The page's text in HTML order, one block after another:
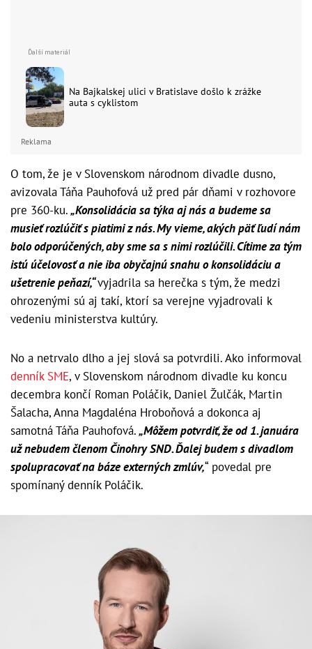
Na Bajkalskej ulici v Bratislave došlo k zrážke
auta s cyklistom
Reklama
O tom, že je v Slovenskom národnom divadle dusno,
avizovala Táňa Pauhofová už pred pár dňami v rozhovore
pre 360-ku.„Konsolidácia sa týka aj nás a budeme sa
musieť rozlúčiť s piatimi z nás. My vieme, akých päť ľudí nám
bolo odporúčených, aby sme sa s nimi rozlúčili. Cítime za tým
istú účelovosť a nie iba obyčajnú snahu o konsolidáciu a
ušetrenie peňazí,“vyjadrila sa herečka s tým, že medzi
ohrozenými sú aj takí, ktorí sa verejne vyjadrovali k
vedeniu ministerstva kultúry.
No a netrvalo dlho a jej slová sa potvrdili. Ako informoval
denník SME, v Slovenskom národnom divadle ku koncu
decembra končí Roman Poláčik, Daniel Žulčák, Martin
Šalacha, Anna Magdaléna Hroboňová a dokonca aj
samotná Táňa Pauhofová.„Môžem potvrdiť, že od 1. januára
už nebudem členom Činohry SND. Ďalej budem s divadlom
spolupracovať na báze externých zmlúv,“ povedal pre
spomínaný denník Poláčik.